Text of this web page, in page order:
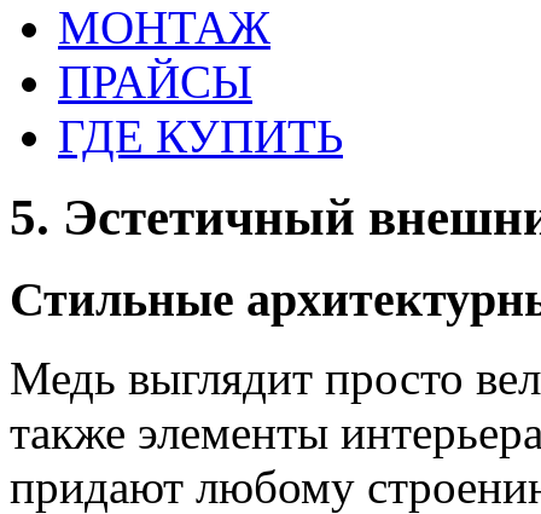
МОНТАЖ
ПРАЙСЫ
ГДЕ КУПИТЬ
5. Эстетичный
Стильные
Медь выглядит просто
также элементы
придают любому